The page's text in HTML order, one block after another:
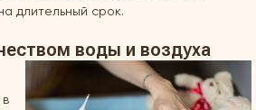
длительный срок.
воды и воздуха